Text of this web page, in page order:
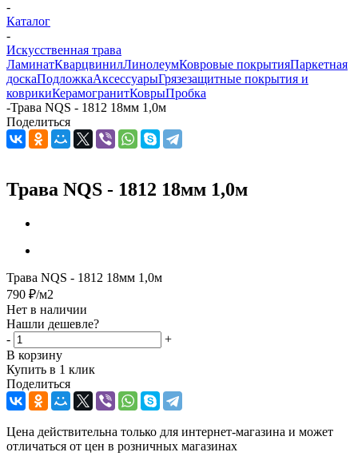
-
Каталог
-
Искусственная трава
ЛаминатКварцвинилЛинолеумКовровые покрытияПаркетная
доскаПодложкаАксессуарыГрязезащитные покрытия и
коврикиКерамогранитКоврыПробка
-Трава NQS - 1812 18мм 1,0м
Поделиться
Трава NQS - 1812 18мм 1,0м
Трава NQS - 1812 18мм 1,0м
790 ₽/м2
Нет в наличии
Нашли дешевле?
-
+
В корзину
Купить в 1 клик
Поделиться
Цена действительна только для интернет-магазина и может
отличаться от цен в розничных магазинах